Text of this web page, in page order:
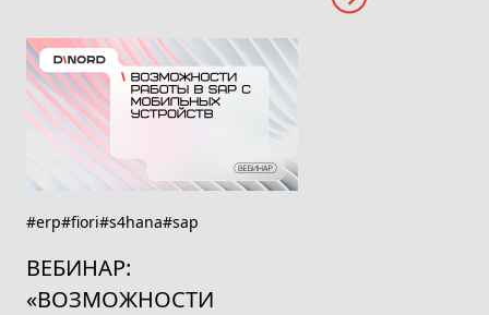
#erp#fiori#s4hana#sap
ВЕБИНАР:
«ВОЗМОЖНОСТИ